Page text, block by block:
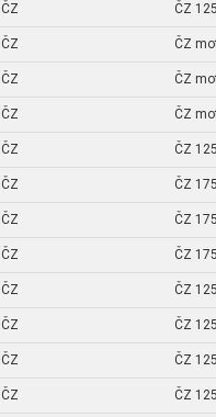
ČZ ČZ
ČZ ČZ
ČZ ČZ
ČZ ČZ
ČZ ČZ
ČZ ČZ
ČZ ČZ
ČZ ČZ
ČZ ČZ
ČZ ČZ
ČZ ČZ
ČZ ČZ